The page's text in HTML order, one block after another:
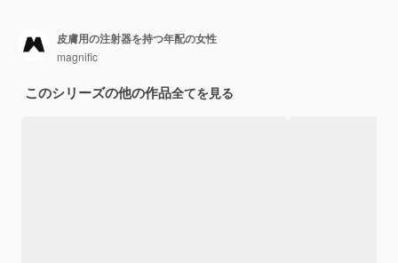
皮膚用の注射器を持つ年配の女性
magnific
このシリーズの他の作品全てを見る